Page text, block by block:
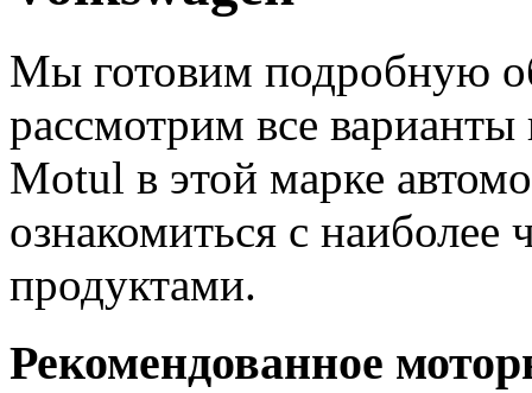
Мы готовим подробную
рассмотрим все
Motul в этой марке
ознакомиться с наиболее
продуктами.
Рекомендованное